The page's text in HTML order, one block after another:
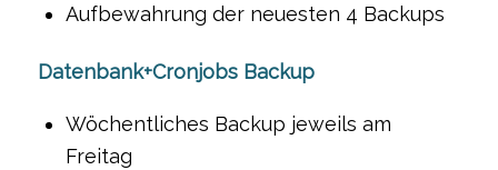
Aufbewahrung der neuesten 4 Backups
Datenbank+Cronjobs Backup
Wöchentliches Backup jeweils am
Freitag